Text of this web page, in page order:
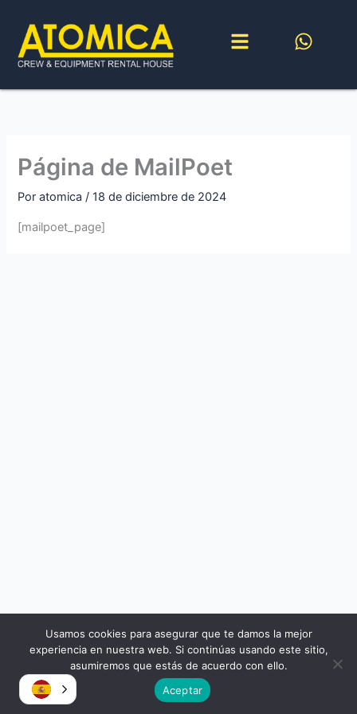
contenido
Página de MailPoet
Poratomica/18 de diciembre de 2024
[mailpoet_page]
Copyright © 2026
Atomica | Crew & Equipment Rental House.
Usamos cookies para asegurar que te damos la mejor
experiencia en nuestra web. Si continúas usando este sitio,
asumiremos que estás de acuerdo con ello.
Aceptar